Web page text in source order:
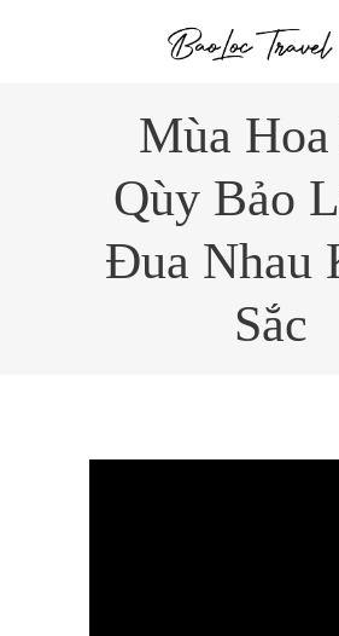
Mùa
Qùy Bảo
Đua Nhau
Sắc